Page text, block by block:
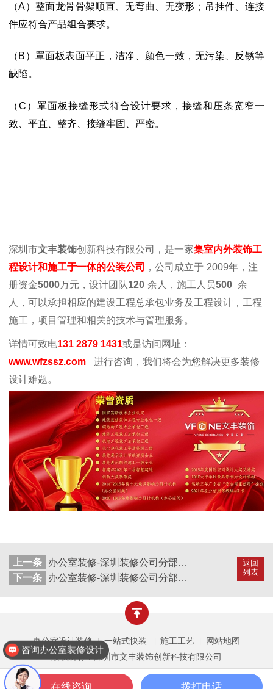
（A）整面龙骨骨架顺直、无弯曲、无变形；吊挂件、连接
件应符合产品组合要求。
（ B）罩面板表面平正，洁净、颜色一致，无污染、反锈等
缺陷。
（C）罩面板接缝形式符合设计要求，接缝和压条宽窄一
致、平直、整齐、接缝牢固、严密。
深圳市文丰装饰创新科技有限公司，是一家集室内外装饰工
程设计和施工于一体的公装公司
，公司成立于 2009年，注
册资金5000万元，设计团队 120 余人，施工人员500 余
人，可以承担相应的建设工程总承包业务及工程设计，工程
施工，项目管理和相关的技术与管理服务。
详情可致电131 2879 1431或是访问网址：
www.wfzssz.com
进行咨询，我们将会为您解决更多装修
设计难题。
返回
列表
上一条
办公室装修-深圳装修公司分部分项工程施工方案二十三
下一条
办公室装修-深圳装修公司分部分项工程施工方案二十一
办公室设计装修 | 一站式快装 施工工艺
网站地图
版权所有：深圳市文丰装饰创新科技有限公司
咨询办公室装修设计
在线咨询 拨打电话